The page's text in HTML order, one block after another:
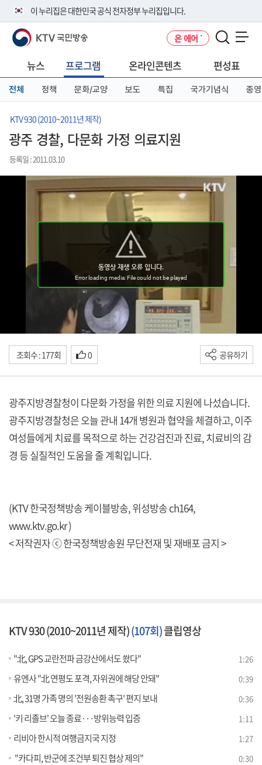
이 누리집은 대한민국 공식 전자정부 누리집입니다.
공식 누리집 주소 확인하기
니다.
이밖에 or.kr 또는 .kr등 다른 도메인 주소를 사용하고 있다면 아래 URL에
서 도메인 주소를 확인해 보세요
KTV 국민방송 온 에어
뉴스 프로그램 온라인콘텐츠 편성표
전체 정책 문화/교양 보도 특집 국가기념식 종영
KTV 930 (2010~2011년 제작)
광주 경찰, 다문화 가정 의료지원
등록일 : 2011.03.10
조회수 : 177회 0 공유하기
광주지방경찰청이 다문화 가정을 위한 의료 지원에 나섰습니다.
광주지방경찰청은 오늘 관내 14개 병원과 협약을 체결하고, 이주
여성들에게 치료를 목적으로 하는 건강검진과 진료, 치료비의 감
경 등 실질적인 도움을 줄 계획입니다.
(KTV 한국정책방송 케이블방송, 위성방송 ch164,
www.ktv.go.kr )
< 저작권자 ⓒ 한국정책방송원 무단전재 및 재배포 금지 >
KTV 930 (2010~2011년 제작)(107회)클립영상
"北, GPS 교란전파 금강산에서도 쐈다" 1:26
유엔사 "北 연평도 포격, 자위권에 해당 안돼" 0:39
北, 31명 가족 명의 '전원송환 촉구' 편지 보내 0:36
'키 리졸브' 오늘 종료···방위능력 입증 1:11
리비아 한시적 여행금지국 지정 1:27
"카다피, 반군에 조건부 퇴진 협상 제의" 0:30